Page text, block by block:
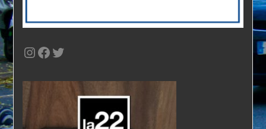
Instagram
Facebook
Twitter